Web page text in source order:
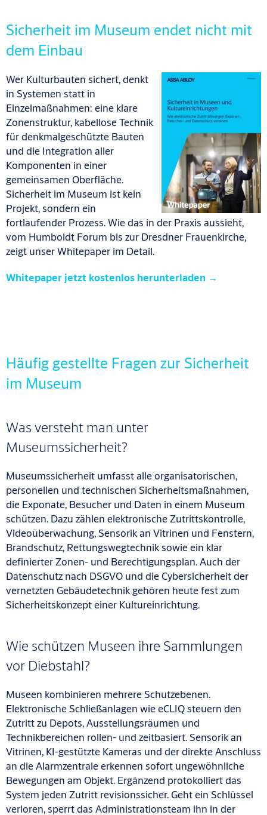
Sicherheit im Museum endet nicht mit
dem Einbau
Wer Kulturbauten sichert, denkt
in Systemen statt in
Einzelmaßnahmen: eine klare
Zonenstruktur, kabellose Technik
für denkmalgeschützte Bauten
und die Integration aller
Komponenten in einer
gemeinsamen Oberfläche.
Sicherheit im Museum ist kein
Projekt, sondern ein
fortlaufender Prozess. Wie das in der Praxis aussieht,
vom Humboldt Forum bis zur Dresdner Frauenkirche,
zeigt unser Whitepaper im Detail.
Whitepaper jetzt kostenlos herunterladen →
Häufig gestellte Fragen zur Sicherheit
im Museum
Was versteht man unter
Museumssicherheit?
Museumssicherheit umfasst alle organisatorischen,
personellen und technischen Sicherheitsmaßnahmen,
die Exponate, Besucher und Daten in einem Museum
schützen. Dazu zählen elektronische Zutrittskontrolle,
Videoüberwachung, Sensorik an Vitrinen und Fenstern,
Brandschutz, Rettungswegtechnik sowie ein klar
definierter Zonen- und Berechtigungsplan. Auch der
Datenschutz nach DSGVO und die Cybersicherheit der
vernetzten Gebäudetechnik gehören heute fest zum
Sicherheitskonzept einer Kultureinrichtung.
Wie schützen Museen ihre Sammlungen
vor Diebstahl?
Museen kombinieren mehrere Schutzebenen.
Elektronische Schließanlagen wie eCLIQ steuern den
Zutritt zu Depots, Ausstellungsräumen und
Technikbereichen rollen- und zeitbasiert. Sensorik an
Vitrinen, KI-gestützte Kameras und der direkte Anschluss
an die Alarmzentrale erkennen sofort ungewöhnliche
Bewegungen am Objekt. Ergänzend protokolliert das
System jeden Zutritt revisionssicher. Geht ein Schlüssel
verloren, sperrt das Administrationsteam ihn in der